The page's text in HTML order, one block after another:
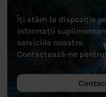
Îți stăm la dispoziție
informații
serviciile noastre.
Contactează-ne